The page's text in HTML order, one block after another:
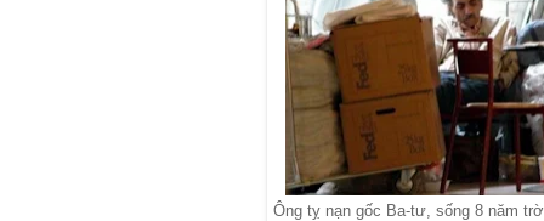
Ông tỵ nạn gốc Ba-tư, sống 8 năm